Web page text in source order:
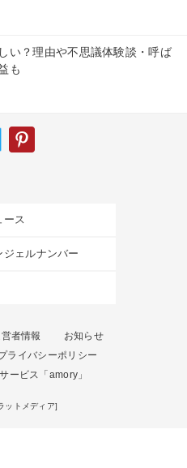
い？理由や不思議体験談・呼ば
も
ース
ジェルナンバー
者情報
お知らせ
ライバシーポリシー
ービス「amory」
ットメディア]